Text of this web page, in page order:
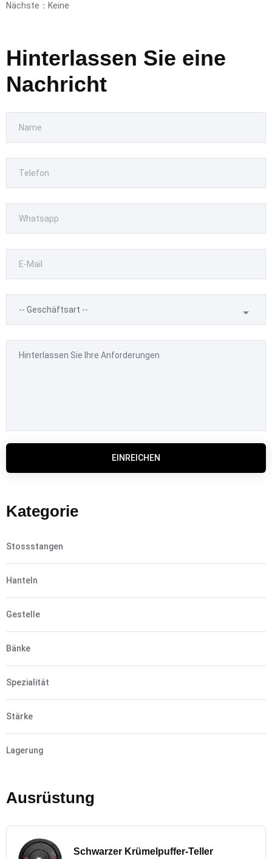
Nächste：Keine
Hinterlassen Sie eine
Nachricht
EINREICHEN
Kategorie
Stossstangen
Hanteln
Gestelle
Bänke
Spezialität
Stärke
Lagerung
Ausrüstung
Schwarzer Krümelpuffer-Teller